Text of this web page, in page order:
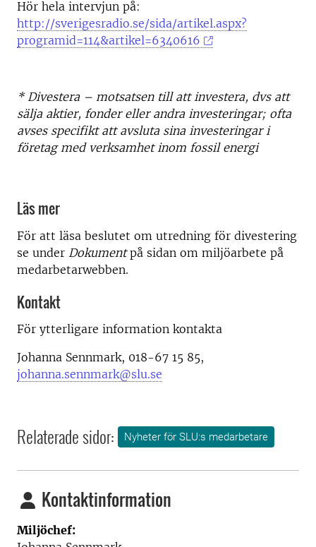
Hör hela intervjun på:
http://sverigesradio.se/sida/artikel.aspx?
programid=114&artikel=6340616
* Divestera – motsatsen till att investera, dvs att
sälja aktier, fonder eller andra investeringar; ofta
avses specifikt att avsluta sina investeringar i
företag med verksamhet inom fossil energi
Läs mer
För att läsa beslutet om utredning för divestering
se under Dokumentpå sidan om miljöarbete på
medarbetarwebben.
Kontakt
För ytterligare information kontakta
Johanna Sennmark, 018-67 15 85,
johanna.sennmark@slu.se
Relaterade sidor: Nyheter för SLU:s medarbetare
Kontaktinformation
Miljöchef: